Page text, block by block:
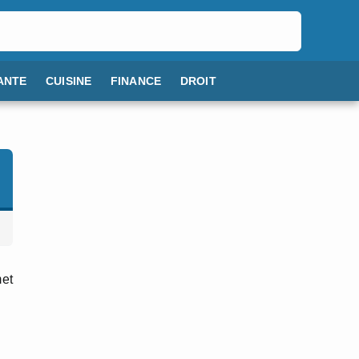
CUISINE FINANCE DROIT